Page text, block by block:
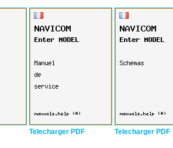
Telecharger PDF Telecharger PDF